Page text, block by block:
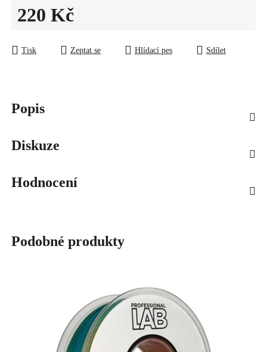
220 Kč
Tisk Zeptat se Hlídací pes Sdílet
Popis
Diskuze
Hodnocení
Podobné produkty